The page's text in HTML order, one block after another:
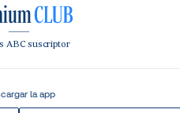
ABC suscriptor
la app